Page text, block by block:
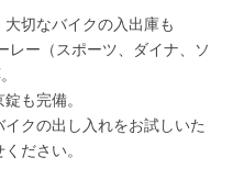
切なバイクの入出庫も
レー（スポーツ、ダイナ、ソ
も完備。
クの出し入れをお試しいた
ださい。